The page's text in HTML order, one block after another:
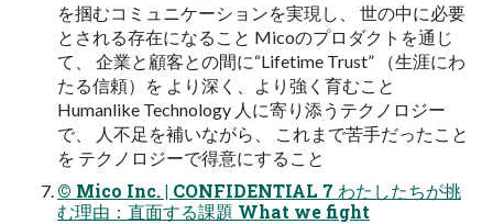
を掴むコミュニケーションを実現し、 世の中に必要
とされる存在になること Micoのプロダクトを通じ
て、 企業と顧客との間に“Lifetime Trust” （⽣涯にわ
たる信頼）を より深く、より強く育むこと
Humanlike Technology ⼈に寄り添うテクノロジー
で、 ⼈不⾜を補いながら、 これまで苦⼿だったこと
を テクノロジーで得意にすること
© Mico Inc. | CONFIDENTIAL 7 わたしたちが挑
む理由：直⾯する課題 What we fight